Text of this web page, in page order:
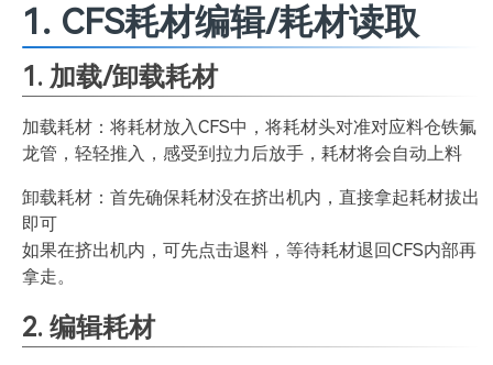
1. CFS耗材编辑/耗材读取
1. 加载/卸载耗材
加载耗材：将耗材放入CFS中，将耗材头对准对应料仓铁氟
龙管，轻轻推入，感受到拉力后放手，耗材将会自动上料
卸载耗材：首先确保耗材没在挤出机内，直接拿起耗材拔出
即可
如果在挤出机内，可先点击退料，等待耗材退回CFS内部再
拿走。
2. 编辑耗材